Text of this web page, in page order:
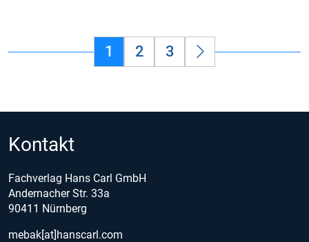
1 2 3
Kontakt
Fachverlag Hans Carl GmbH
Andernacher Str. 33a
90411 Nürnberg
mebak[at]hanscarl.com